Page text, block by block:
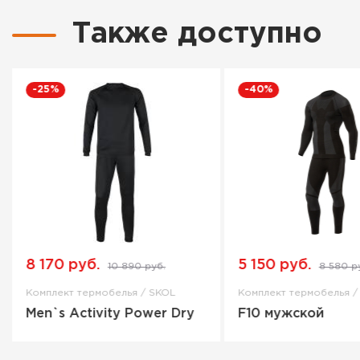
Также доступно
-25%
8 170 руб. 10 890 руб.
Комплект термобелья / SKOL
Men`s Activity Power Dry
-40%
5 150 руб. 8 580
Комплект термобелья /
F10 мужской